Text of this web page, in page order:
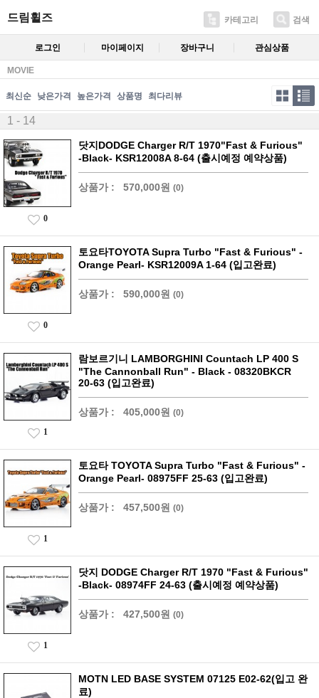
드림휠즈 카테고리 검색
로그인 마이페이지 장바구니 관심상품
MOVIE
최신순 낮은가격 높은가격 상품명 최다리뷰
1 - 14
닷지DODGE Charger R/T 1970"Fast & Furious"
-Black- KSR12008A 8-64 (출시예정 예약상품)
상품가 : 570,000원 (0)
0
토요타TOYOTA Supra Turbo "Fast & Furious" -
Orange Pearl- KSR12009A 1-64 (입고완료)
상품가 : 590,000원 (0)
0
람보르기니 LAMBORGHINI Countach LP 400 S
"The Cannonball Run" - Black - 08320BKCR
20-63 (입고완료)
상품가 : 405,000원 (0)
1
토요타 TOYOTA Supra Turbo "Fast & Furious" -
Orange Pearl- 08975FF 25-63 (입고완료)
상품가 : 457,500원 (0)
1
닷지 DODGE Charger R/T 1970 "Fast & Furious"
-Black- 08974FF 24-63 (출시예정 예약상품)
상품가 : 427,500원 (0)
1
MOTN LED BASE SYSTEM 07125 E02-62(입고 완
료)